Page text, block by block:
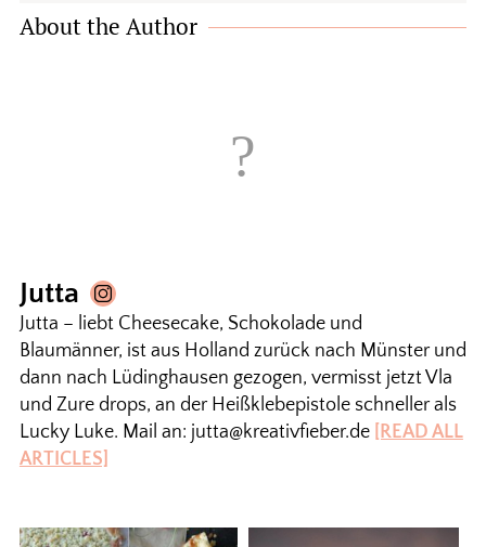
About the Author
Jutta
Jutta – liebt Cheesecake, Schokolade und
Blaumänner, ist aus Holland zurück nach Münster und
dann nach Lüdinghausen gezogen, vermisst jetzt Vla
und Zure drops, an der Heißklebepistole schneller als
Lucky Luke. Mail an: jutta@kreativfieber.de [READ ALL
ARTICLES]